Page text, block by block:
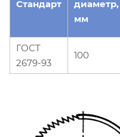
Стандарт
диаметр,
мм
ГОСТ
2679-93
100